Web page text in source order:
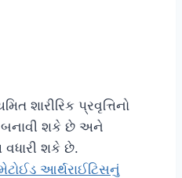
શારીરિક પ્રવૃત્તિનો
બનાવી શકે છે અને
શકે છે.
આર્થરાઈટિસનું